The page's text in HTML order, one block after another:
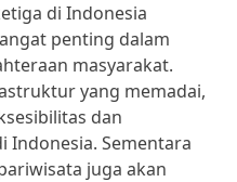
di Indonesia
penting dalam
masyarakat.
yang memadai,
dan
Indonesia. Sementara
juga akan